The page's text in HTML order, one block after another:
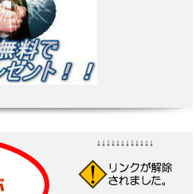
↓↓↓↓↓↓↓↓↓↓↓↓